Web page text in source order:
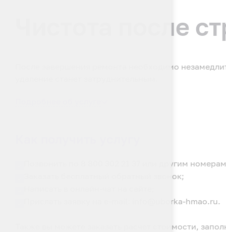
Чистота после
После завершения ремонта необходимо
Позвонить по 8 800 302 21 37 или другим
Заказать бесплатный обратный звонок;
Прислать заявку на e-mail: info@uborka-hmao.ru.
Также вы можете заказать расчет стоимости,